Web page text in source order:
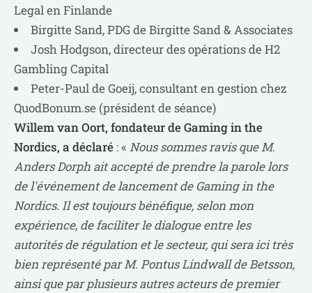
Legal en Finlande
Birgitte Sand, PDG de Birgitte Sand & Associates
Josh Hodgson, directeur des opérations de H2
Gambling Capital
Peter-Paul de Goeij, consultant en gestion chez
QuodBonum.se (président de séance)
Willem van Oort, fondateur de Gaming in the
Nordics, a déclaré : « Nous sommes ravis que M.
Anders Dorph ait accepté de prendre la parole lors
de l'événement de lancement de Gaming in the
Nordics. Il est toujours bénéfique, selon mon
expérience, de faciliter le dialogue entre les
autorités de régulation et le secteur, qui sera ici très
bien représenté par M. Pontus Lindwall de Betsson,
ainsi que par plusieurs autres acteurs de premier